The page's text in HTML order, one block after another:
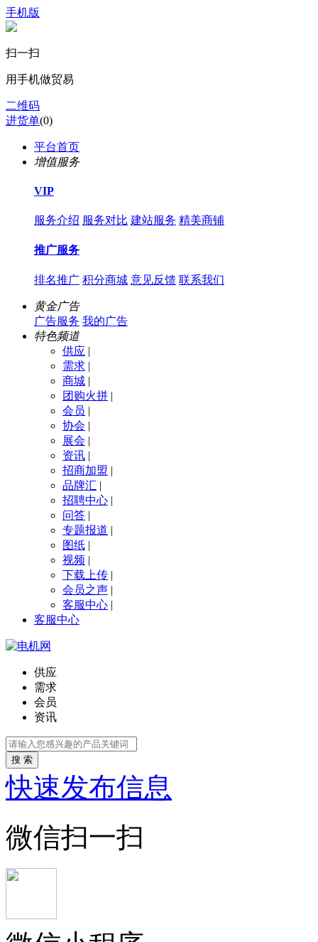
手机版
扫一扫
用手机做贸易
二维码
进货单(0)
平台首页
增值服务
VIP
服务介绍 服务对比 建站服务 精美商铺
推广服务
排名推广 积分商城 意见反馈 联系我们
黄金广告
广告服务 我的广告
特色频道
供应 |
需求 |
商城 |
团购火拼 |
会员 |
协会 |
展会 |
资讯 |
招商加盟 |
品牌汇 |
招聘中心 |
问答 |
专题报道 |
图纸 |
视频 |
下载上传 |
会员之声 |
客服中心 |
客服中心
供应
需求
会员
资讯
搜 索
快速发布信息
微信扫一扫